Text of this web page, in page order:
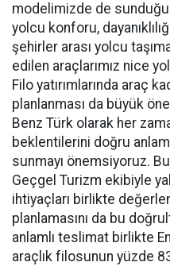
modelimizde de
yolcu konforu,
şehirler arası yolcu
edilen araçlarımız nice
Filo yatırımlarında araç
planlanması da büyük
Benz Türk olarak her
beklentilerini doğru
sunmayı önemsiyoruz.
Geçgel Turizm ekibiyle
ihtiyaçları birlikte
planlamasını da bu
anlamlı teslimat birlikte
araçlık filosunun yüzde